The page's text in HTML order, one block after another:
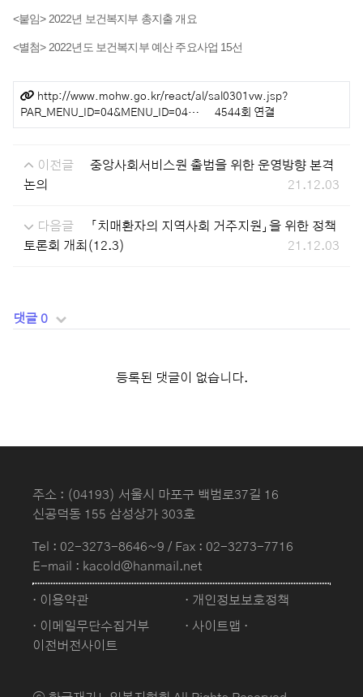
<붙임> 2022년 보건복지부 총지출 개요
<별첨> 2022년도 보건복지부 예산 주요사업 15선
관련링크http://www.mohw.go.kr/react/al/sal0301vw.jsp?
PAR_MENU_ID=04&MENU_ID=04…
4544회 연결
이전글
중앙사회서비스원 출범을 위한 운영방향 본격
논의
21.12.03
다음글
「치매환자의 지역사회 거주지원」을 위한 정책
토론회 개최(12.3)
21.12.03
댓글 0
등록된 댓글이 없습니다.
주소 : (04193) 서울시 마포구 백범로37길 16
신공덕동 155 삼성상가 303호
Tel : 02-3273-8646~9 / Fax : 02-3273-7716
E-mail : kacold@hanmail.net
· 이용약관
· 개인정보보호정책
· 이메일무단수집거부
· 사이트맵 ·
이전버전사이트